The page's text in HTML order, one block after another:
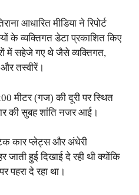
आधारित मीडिया ने रिपोर्ट
के व्यक्तिगत डेटा प्रकाशित किए
में सहेजे गए थे जैसे व्यक्तिगत,
तस्वीरें।
मीटर (गज) की दूरी पर स्थित
की सुबह शांति नजर आई।
कार प्लेट्स और अंधेरी
हुई दिखाई दे रही थी क्योंकि
पहरा दे रहा था।